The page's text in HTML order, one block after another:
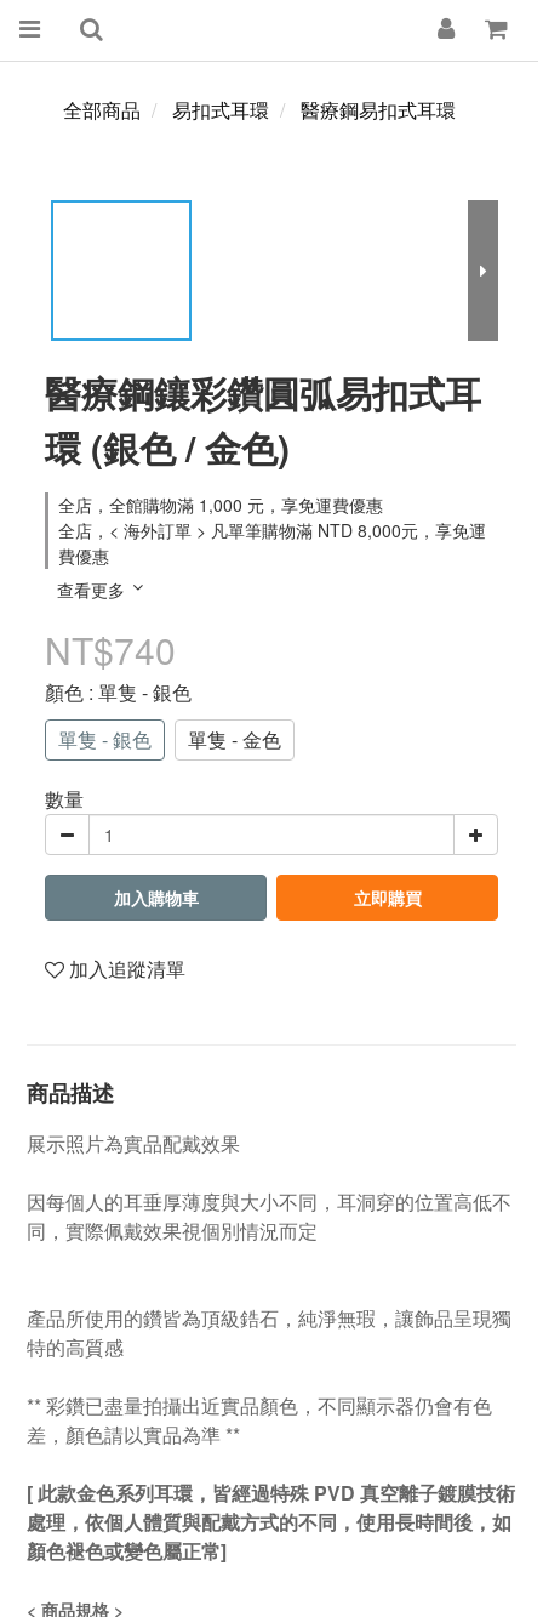
全部商品 易扣式耳環 醫療鋼易扣式耳環
醫療鋼鑲彩鑽圓弧易扣式耳
環 (銀色 / 金色)
全店，全館購物滿 1,000 元，享免運費優惠
全店，< 海外訂單 > 凡單筆購物滿 NTD 8,000元，享免運
費優惠
查看更多
NT$740
顏色 : 單隻 - 銀色
單隻 - 銀色
單隻 - 金色
數量
加入購物車 立即購買
加入追蹤清單
商品描述
展示照片為實品配戴效果
因每個人的耳垂厚薄度與大小不同，耳洞穿的位置高低不
同，實際佩戴效果視個別情況而定
產品所使用的鑽皆為頂級鋯石，純淨無瑕，讓飾品呈現獨
特的高質感
** 彩鑽已盡量拍攝出近實品顏色，不同顯示器仍會有色
差，顏色請以實品為準 **
[ 此款金色系列耳環，皆經過特殊 PVD 真空離子鍍膜技術
處理，依個人體質與配戴方式的不同，使用長時間後，如
顏色褪色或變色屬正常]
< 商品規格 >